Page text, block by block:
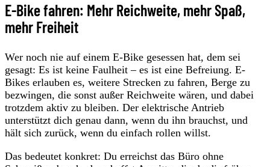
E-Bike fahren: Mehr Reichweite, mehr Spaß,
mehr Freiheit
Wer noch nie auf einem E-Bike gesessen hat, dem sei
gesagt: Es ist keine Faulheit – es ist eine Befreiung. E-
Bikes erlauben es, weitere Strecken zu fahren, Berge zu
bezwingen, die sonst außer Reichweite wären, und dabei
trotzdem aktiv zu bleiben. Der elektrische Antrieb
unterstützt dich genau dann, wenn du ihn brauchst, und
hält sich zurück, wenn du einfach rollen willst.
Das bedeutet konkret: Du erreichst das Büro ohne